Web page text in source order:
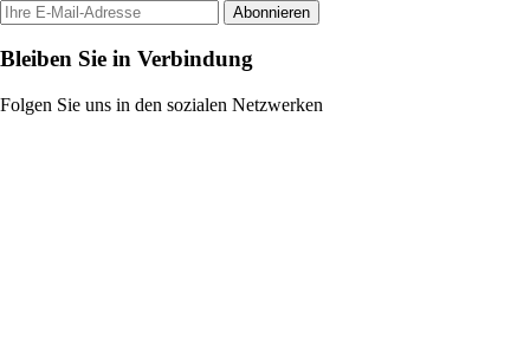
Abonnieren
Bleiben Sie in Verbindung
Folgen Sie uns in den sozialen Netzwerken